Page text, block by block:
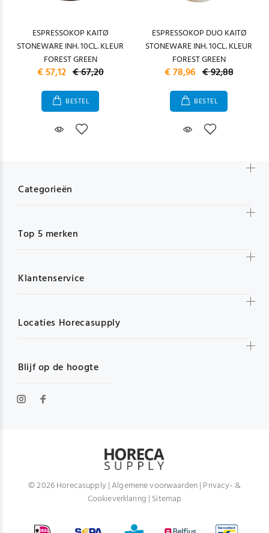
ESPRESSOKOP KAITØ
STONEWARE INH. 10CL. KLEUR
FOREST GREEN
€ 57,12 € 67,20
BESTEL
ESPRESSOKOP DUO KAITØ
STONEWARE INH. 10CL. KLEUR
FOREST GREEN
€ 78,96 € 92,88
BESTEL
Blijf op de hoogte
Categorieën
Top 5 merken
Klantenservice
Locaties Horecasupply
© 2026 Horecasupply |Algemene voorwaarden| Privacy- &
Cookieverklaring | Sitemap